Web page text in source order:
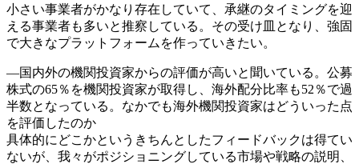
小さい事業者がかなり存在していて、承継のタイミングを迎
える事業者も多いと推察している。その受け皿となり、強固
で大きなプラットフォームを作っていきたい。
―国内外の機関投資家からの評価が高いと聞いている。公募
株式の65％を機関投資家が取得し、海外配分比率も52％で過
半数となっている。なかでも海外機関投資家はどういった点
を評価したのか
具体的にどこかというきちんとしたフィードバックは得てい
ないが、我々がポジショニングしている市場や戦略の説明、